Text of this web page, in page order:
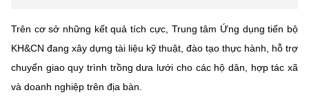
Trên cơ sở những kết quả tích cực, Trung tâm Ứng dụng tiến bộ
KH&CN đang xây dựng tài liệu kỹ thuật, đào tạo thực hành, hỗ trợ
chuyển giao quy trình trồng dưa lưới cho các hộ dân, hợp tác xã
và doanh nghiệp trên địa bàn.